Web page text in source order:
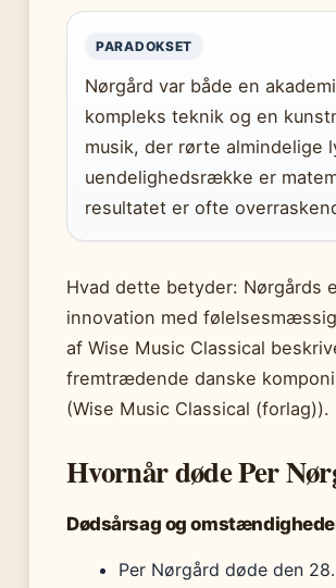
PARADOKSET
Nørgård var både en
kompleks teknik og en
musik, der rørte almindelige
uendelighedsrække er
resultatet er ofte
Hvad dette betyder: Nørgårds
innovation med
af Wise Music Classical
fremtrædende danske
(Wise Music Classical (forlag)).
Hvornår døde Per
Dødsårsag og
Per Nørgård døde den